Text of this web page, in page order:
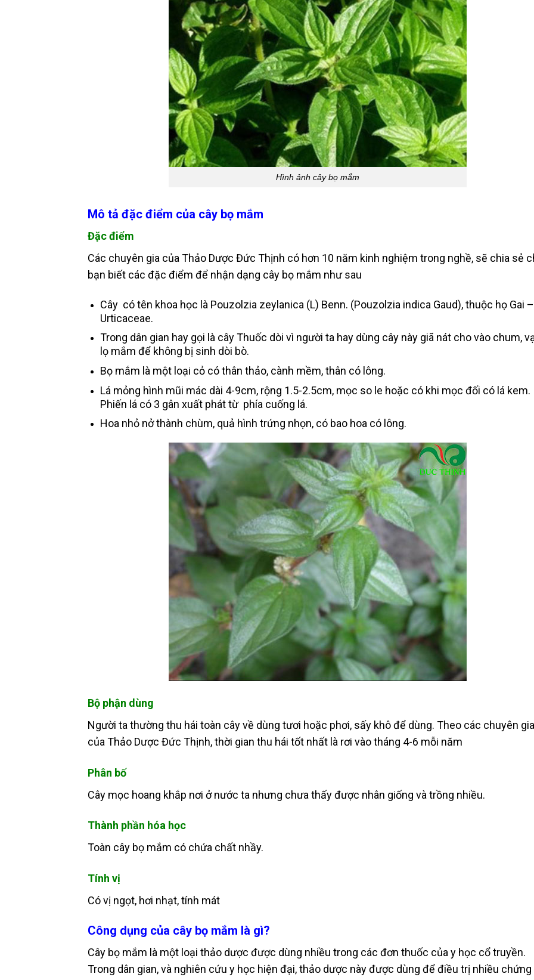
Hình ảnh cây bọ mắm
Mô tả đặc điểm của cây bọ mắm
Đặc điểm
Các chuyên gia của Thảo Dược Đức Thịnh có hơn 10 năm kinh nghiệm trong nghề, sẽ chia sẻ
bạn biết các đặc điểm để nhận dạng cây bọ mắm như sau
Cây có tên khoa học là Pouzolzia zeylanica (L) Benn. (Pouzolzia indica Gaud), thuộc họ Gai –
Urticaceae.
Trong dân gian hay gọi là cây Thuốc dòi vì người ta hay dùng cây này giã nát cho vào chum,
lọ mắm để không bị sinh dòi bò.
Bọ mắm là một loại cỏ có thân thảo, cành mềm, thân có lông.
Lá mỏng hình mũi mác dài 4-9cm, rộng 1.5-2.5cm, mọc so le hoặc có khi mọc đối có lá kem.
Phiến lá có 3 gân xuất phát từ phía cuống lá.
Hoa nhỏ nở thành chùm, quả hình trứng nhọn, có bao hoa có lông.
Bộ phận dùng
Người ta thường thu hái toàn cây về dùng tươi hoặc phơi, sấy khô để dùng. Theo các chuyên gia
của Thảo Dược Đức Thịnh, thời gian thu hái tốt nhất là rơi vào tháng 4-6 mỗi năm
Phân bố
Cây mọc hoang khắp nơi ở nước ta nhưng chưa thấy được nhân giống và trồng nhiều.
Thành phần hóa học
Toàn cây bọ mắm có chứa chất nhầy.
Tính vị
Có vị ngọt, hơi nhạt, tính mát
Công dụng của cây bọ mắm là gì?
Cây bọ mắm là một loại thảo dược được dùng nhiều trong các đơn thuốc của y học cổ truyền.
Trong dân gian, và nghiên cứu y học hiện đại, thảo dược này được dùng để điều trị nhiều chứng